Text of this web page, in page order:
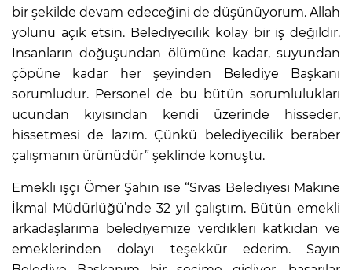
bir şekilde devam edeceğini de düşünüyorum. Allah
yolunu açık etsin. Belediyecilik kolay bir iş değildir.
İnsanların doğuşundan ölümüne kadar, suyundan
çöpüne kadar her şeyinden Belediye Başkanı
sorumludur. Personel de bu bütün sorumlulukları
ucundan kıyısından kendi üzerinde hisseder,
hissetmesi de lazım. Çünkü belediyecilik beraber
çalışmanın ürünüdür” şeklinde konuştu.
Emekli işçi Ömer Şahin ise “Sivas Belediyesi Makine
İkmal Müdürlüğü’nde 32 yıl çalıştım. Bütün emekli
arkadaşlarıma belediyemize verdikleri katkıdan ve
emeklerinden dolayı teşekkür ederim. Sayın